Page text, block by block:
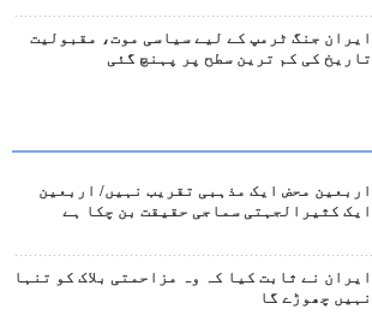
ایران جنگ ٹرمپ کے لیے سیاسی موت، مقبولیت
تاریخ کی کم ترین سطح پر پہنچ گئی
اربعین محض ایک مذہبی تقریب نہیں/ اربعین
ایک کثیرالجہتی سماجی حقیقت بن چکا ہے
ایران نے ثابت کیا کہ وہ مزاحمتی بلاک کو تنہا
نہیں چھوڑے گا